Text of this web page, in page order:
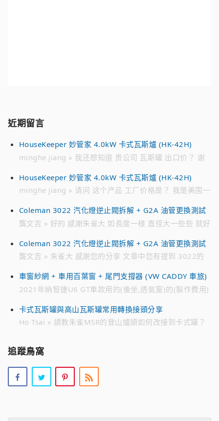
近期留言
HouseKeeper 妙管家 4.0kW 卡式瓦斯爐 (HK-42H)
minghe jiang » 我还想知道 贵公司 瓦斯罐 出口价？ 谢
HouseKeeper 妙管家 4.0kW 卡式瓦斯爐 (HK-42H)
minghe jiang » 请问 这个产品 工厂价格是？ 我是美国一
ID : jmh****** 电话 ： 718 791 ****
Coleman 3022 汽化燈逆止閥拆解 + G2A 油管更換測試
龔文吉 » 好的 感謝朱雀大 如長度一樣 直徑大一些些 就好
時候 貴不少 感恩
Coleman 3022 汽化燈逆止閥拆解 + G2A 油管更換測試
龔文吉 » 朱雀大 感謝您的分享 文章中您有提到 3022的
日亞 有看到226-2991編號的油管 不知有無通用 感恩
車窗紗網 + 車用百葉窗 + 尾門支撐器 (VW CADDY 車旅)
2021年納智捷U6 GT車款用的(後坐,透氣窗)的(製作費用)
(製作費用)。 請問：多少? Line 0952xxx7xx 李小姐
卡式瓦斯罐與高山瓦斯罐常用轉換接頭分享
Ho Tsai » 請教朱雀MSR的登山爐頭如何改接到卡式罐？
追蹤鳥窩